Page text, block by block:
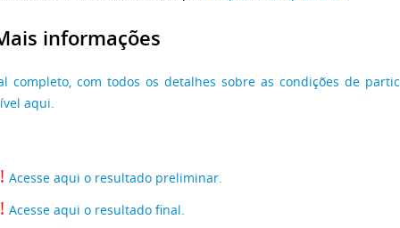
informações
completo, com todos os detalhes sobre as condições de
aqui.
Acesse aqui o resultado preliminar.
Acesse aqui o resultado final.